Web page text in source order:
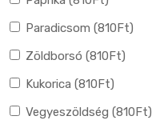
Paradicsom (810Ft)
Zöldborsó (810Ft)
Kukorica (810Ft)
Vegyeszöldség (810Ft)